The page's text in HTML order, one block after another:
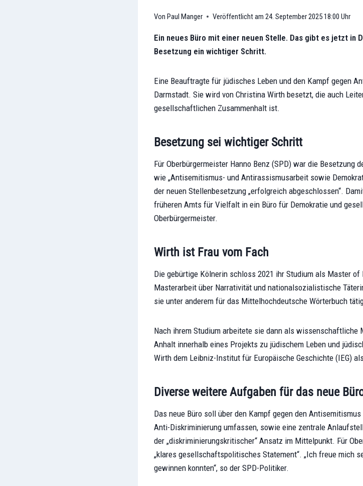
Paul Manger Veröffentlicht am 24. September 2025 18:00 Uhr
Ein neues Büro mit einer neuen Stelle. Das gibt es jetzt in
Besetzung ein wichtiger Schritt.
Eine Beauftragte für jüdisches Leben und den Kampf gegen
Darmstadt. Sie wird von Christina Wirth besetzt, die auch
gesellschaftlichen Zusammenhalt ist.
Besetzung sei wichtiger Schritt
Für Oberbürgermeister Hanno Benz (SPD) war die
wie „Antisemitismus- und Antirassismusarbeit sowie
der neuen Stellenbesetzung „erfolgreich abgeschlossen“.
früheren Amts für Vielfalt in ein Büro für Demokratie und
Oberbürgermeister.
Wirth ist Frau vom Fach
Die gebürtige Kölnerin schloss 2021 ihr Studium als Master
Masterarbeit über Narrativität und nationalsozialistische
sie unter anderem für das Mittelhochdeutsche Wörterbuch
Nach ihrem Studium arbeitete sie dann als wissenschaftliche
Anhalt innerhalb eines Projekts zu jüdischem Leben und
Wirth dem Leibniz-Institut für Europäische Geschichte (IEG)
Diverse weitere Aufgaben für das neue
Das neue Büro soll über den Kampf gegen den
Anti-Diskriminierung umfassen, sowie eine zentrale
der „diskriminierungskritischer“ Ansatz im Mittelpunkt. Für
„klares gesellschaftspolitisches Statement“. „Ich freue mich
gewinnen konnten“, so der SPD-Politiker.